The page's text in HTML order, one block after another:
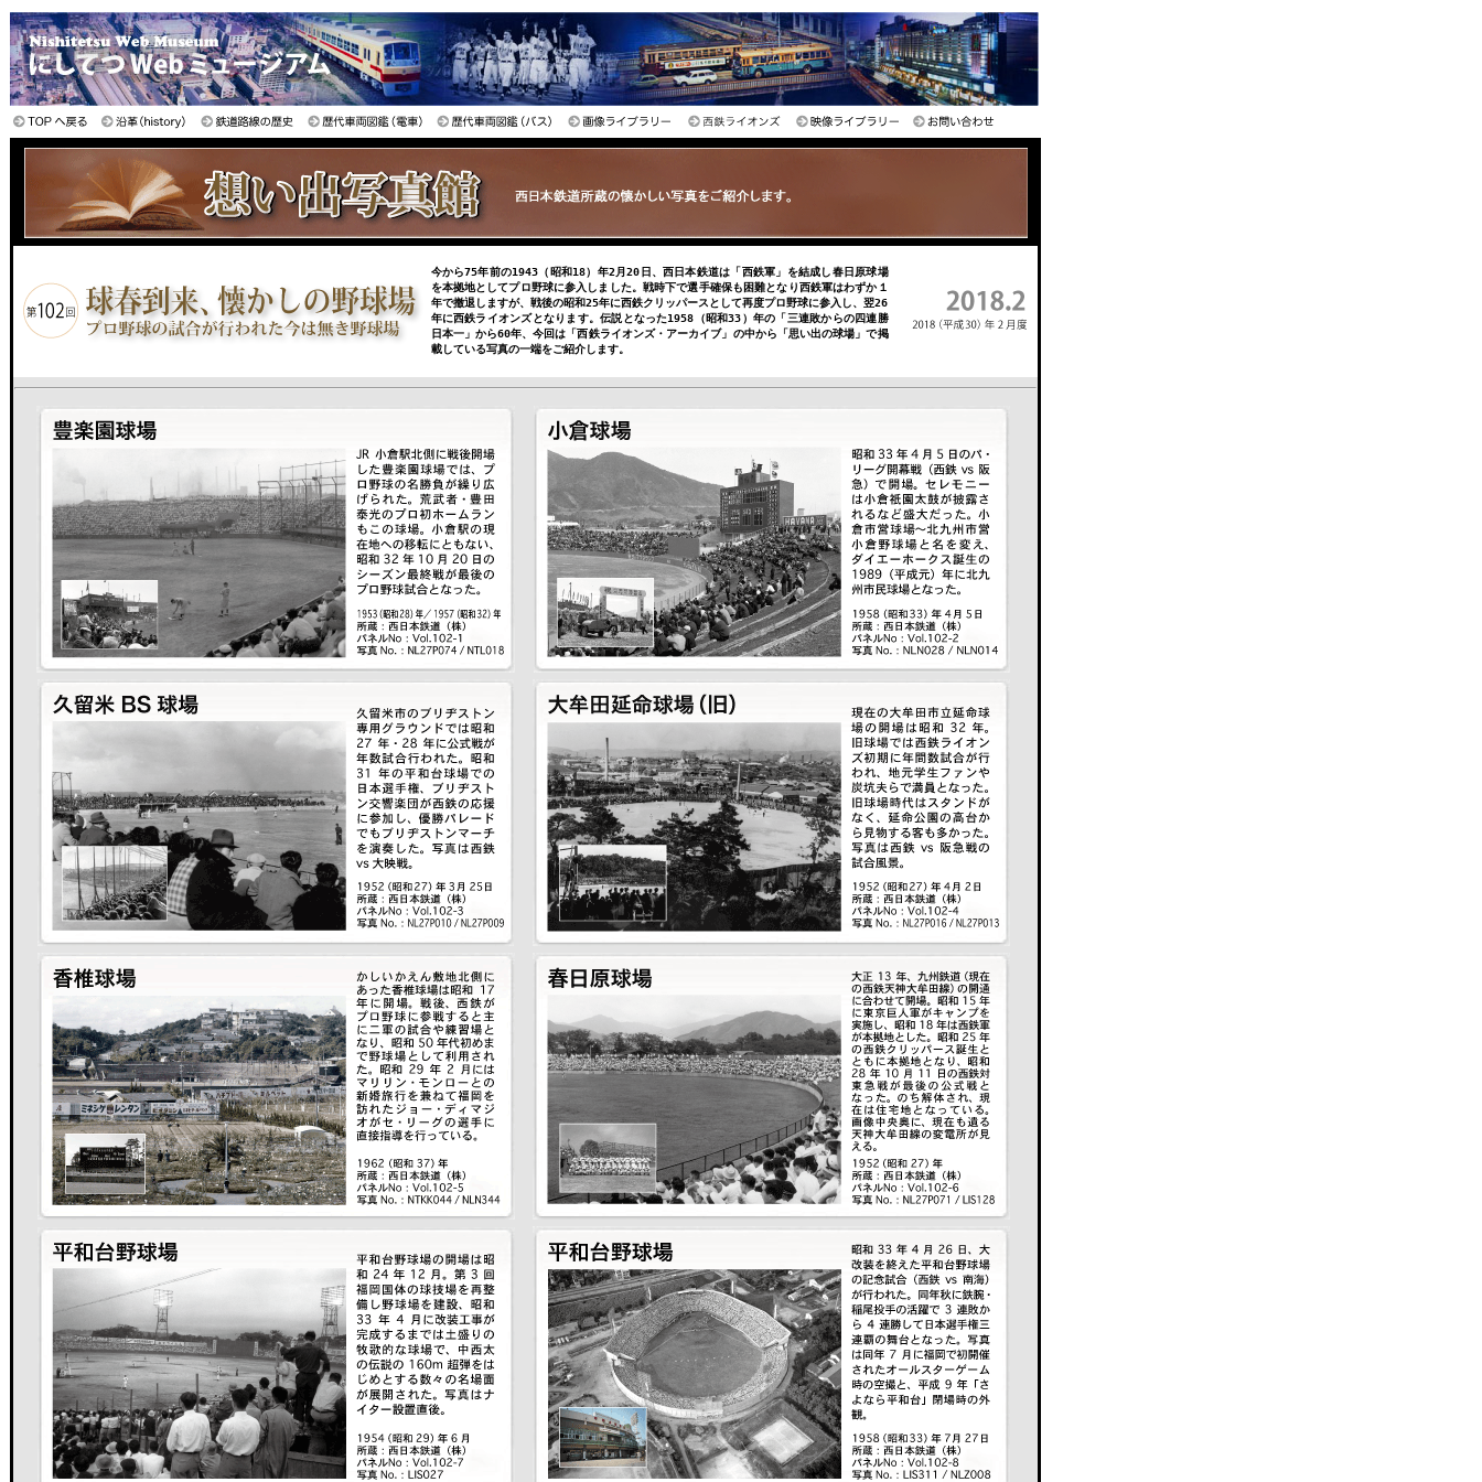
今から75年前の1943（昭和18）年2月20日、西日本鉄道は「西鉄軍」を結成し春日原球場
を本拠地としてプロ野球に参入しました。戦時下で選手確保も困難となり西鉄軍はわずか１
年で撤退しますが、戦後の昭和25年に西鉄クリッパースとして再度プロ野球に参入し、翌26
年に西鉄ライオンズとなります。伝説となった1958（昭和33）年の「三連敗からの四連勝
日本一」から60年、今回は「西鉄ライオンズ・アーカイブ」の中から「思い出の球場」で掲
載している写真の一端をご紹介します。